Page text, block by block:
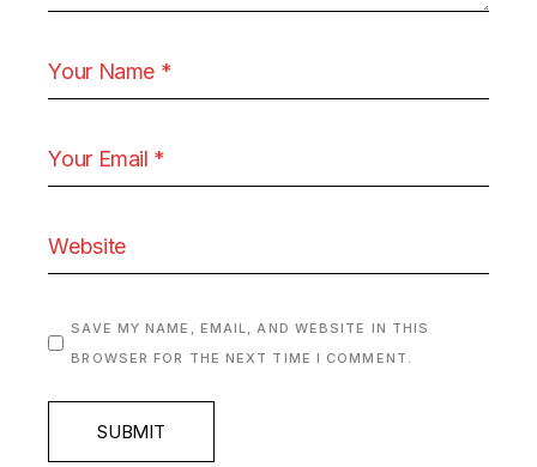
SAVE MY NAME, EMAIL, AND WEBSITE IN THIS
BROWSER FOR THE NEXT TIME I COMMENT.
SUBMIT